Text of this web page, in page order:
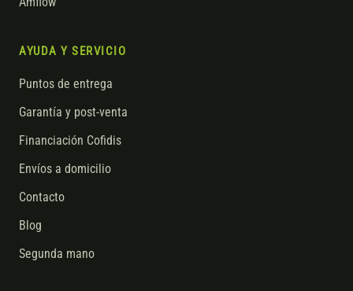
AYUDA Y SERVICIO
Puntos de entrega
Garantía y post-venta
Financiación Cofidis
Envíos a domicilio
Contacto
Blog
Segunda mano